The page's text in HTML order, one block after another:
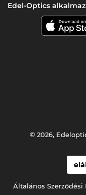
Edel-Optics
Általános Szerződési
© 2026,